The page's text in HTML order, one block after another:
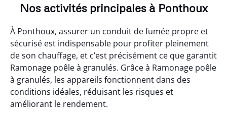
Nos activités principales à Ponthoux
À Ponthoux, assurer un conduit de fumée propre et
sécurisé est indispensable pour profiter pleinement
de son chauffage, et c’est précisément ce que garantit
Ramonage poêle à granulés. Grâce à Ramonage poêle
à granulés, les appareils fonctionnent dans des
conditions idéales, réduisant les risques et
améliorant le rendement.